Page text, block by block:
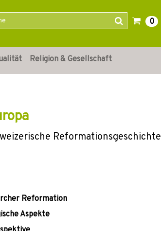
0
Religion & Gesellschaft
Reformationsgeschichte
Reformation
Aspekte